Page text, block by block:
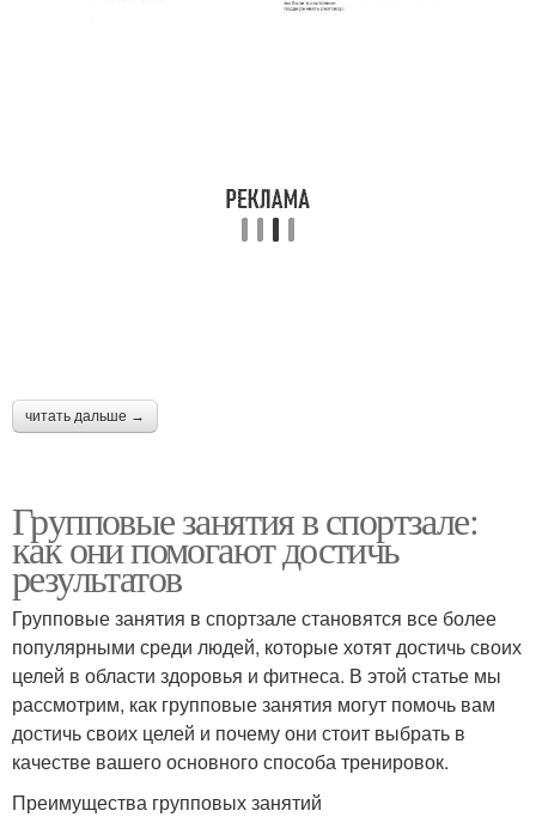
читать дальше →
Групповые занятия в спортзале:
как они помогают достичь
результатов
Групповые занятия в спортзале становятся все более
популярными среди людей, которые хотят достичь своих
целей в области здоровья и фитнеса. В этой статье мы
рассмотрим, как групповые занятия могут помочь вам
достичь своих целей и почему они стоит выбрать в
качестве вашего основного способа тренировок.
Преимущества групповых занятий